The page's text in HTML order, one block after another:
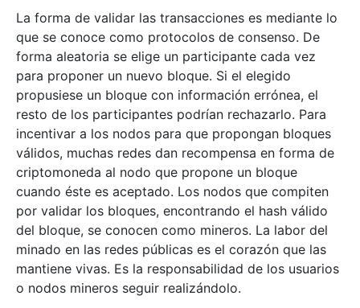
La forma de validar las transacciones es mediante lo
que se conoce como protocolos de consenso. De
forma aleatoria se elige un participante cada vez
para proponer un nuevo bloque. Si el elegido
propusiese un bloque con información errónea, el
resto de los participantes podrían rechazarlo. Para
incentivar a los nodos para que propongan bloques
válidos, muchas redes dan recompensa en forma de
criptomoneda al nodo que propone un bloque
cuando éste es aceptado. Los nodos que compiten
por validar los bloques, encontrando el hash válido
del bloque, se conocen como mineros. La labor del
minado en las redes públicas es el corazón que las
mantiene vivas. Es la responsabilidad de los usuarios
o nodos mineros seguir realizándolo.